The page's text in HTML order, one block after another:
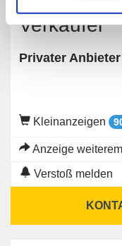
Verkäufer
Privater Anbieter
Kleinanzeigen
Anzeige
Verstoß melden